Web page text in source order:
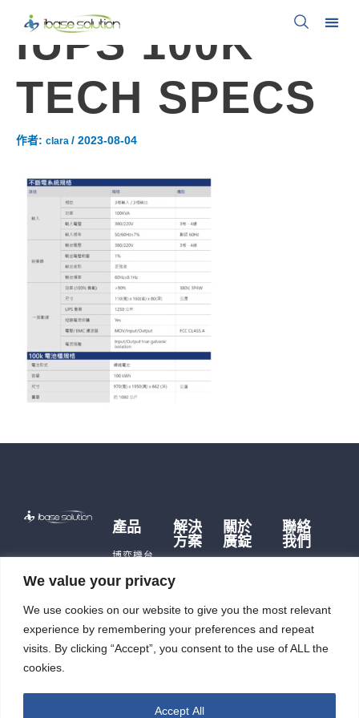
We value your privacy
We use cookies on our website to give you the most relevant
experience by remembering your preferences and repeat
visits. By clicking “Accept”, you consent to the use of ALL the
cookies.
Accept All
IUPS 100K
TECH SPECS
作者: clara / 2023-08-04
產品
博弈機台
遊戲主機
充電樁
觸控平板
電腦
解決
方案
體
用
智能自
動化
關於
廣錠
公司據點
力
廣錠徵才
聯絡
我們
即時訊
投資人
專區